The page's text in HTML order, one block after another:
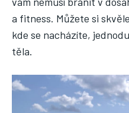
a fitness. Můžete si
kde se nacházíte,
těla.